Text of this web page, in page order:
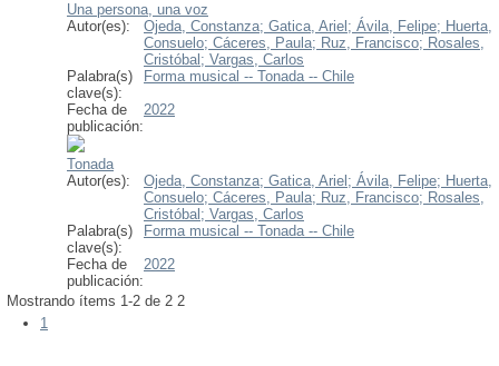
Una persona, una voz
Autor(es):
Ojeda, Constanza; Gatica, Ariel; Ávila, Felipe; Huerta,
Consuelo; Cáceres, Paula; Ruz, Francisco; Rosales,
Cristóbal; Vargas, Carlos
Palabra(s)
clave(s):
Forma musical -- Tonada -- Chile
Fecha de
publicación:
2022
Tonada
Autor(es):
Ojeda, Constanza; Gatica, Ariel; Ávila, Felipe; Huerta,
Consuelo; Cáceres, Paula; Ruz, Francisco; Rosales,
Cristóbal; Vargas, Carlos
Palabra(s)
clave(s):
Forma musical -- Tonada -- Chile
Fecha de
publicación:
2022
Mostrando ítems 1-2 de 2 2
1